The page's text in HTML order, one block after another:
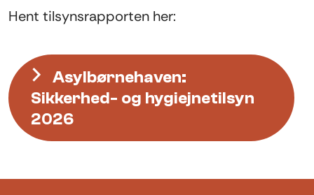
Hent tilsynsrapporten her:
Asylbørnehaven:
Sikkerhed- og hygiejnetilsyn
2026